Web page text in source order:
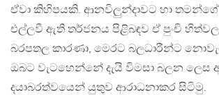
ඒවා කිහිපයකි. ආනවිලුන්දාවට හා
එල්ලවී ඇති තර්ජනය පිළිබඳව ඒ පුංචි
බරපතල කාරණා, මෙරට බලධාරීන්ට
ඔබට වැටහෙන්නේ දැයි විමසා බලන ලෙස
දයාබරත්වයෙන් යුතුව ආරාධනාකර සිටිමු.